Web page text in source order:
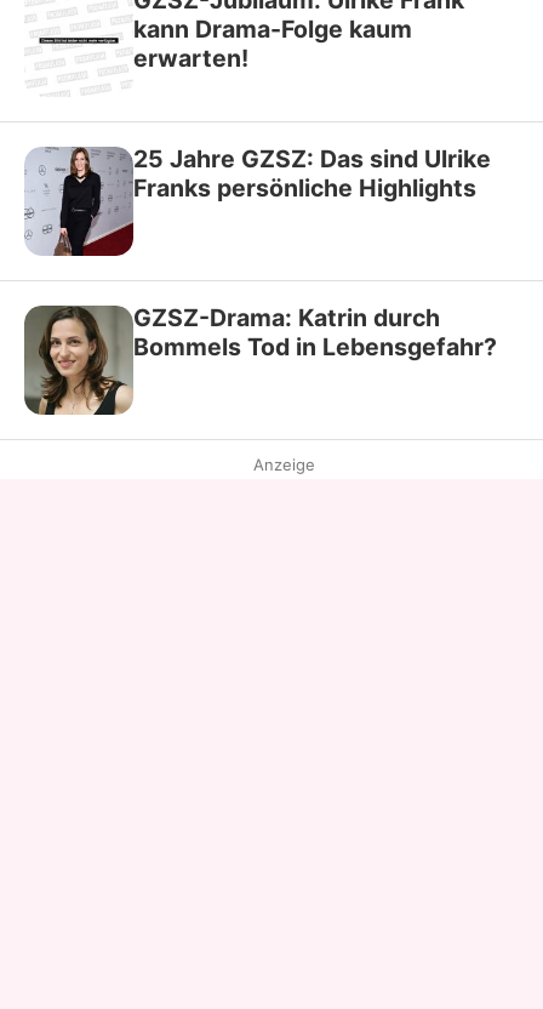
kann Drama-Folge kaum
erwarten!
25 Jahre GZSZ: Das sind Ulrike
Franks persönliche Highlights
GZSZ-Drama: Katrin durch
Bommels Tod in Lebensgefahr?
Anzeige